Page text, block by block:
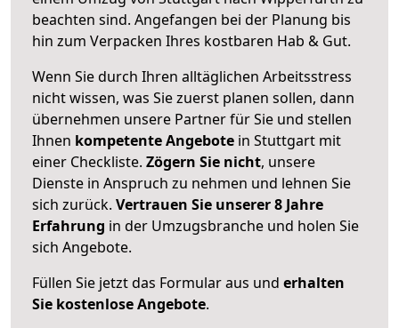
beachten sind. Angefangen bei der Planung bis
hin zum Verpacken Ihres kostbaren Hab & Gut.
Wenn Sie durch Ihren alltäglichen Arbeitsstress
nicht wissen, was Sie zuerst planen sollen, dann
übernehmen unsere Partner für Sie und stellen
Ihnen kompetente Angebote in Stuttgart mit
einer Checkliste. Zögern Sie nicht, unsere
Dienste in Anspruch zu nehmen und lehnen Sie
sich zurück. Vertrauen Sie unserer 8 Jahre
Erfahrung in der Umzugsbranche und holen Sie
sich Angebote.
Füllen Sie jetzt das Formular aus und erhalten
Sie kostenlose Angebote.